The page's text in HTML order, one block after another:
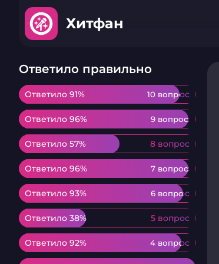
Хитфан
Ответило правильно
Ответило 91% 10 вопрос
Ответило 91% 10 вопрос
Ответило 96% 9 вопрос
Ответило 96% 9 вопрос
Ответило 57% 8 вопрос
Ответило 57% 8 вопрос
Ответило 96% 7 вопрос
Ответило 96% 7 вопрос
Ответило 93% 6 вопрос
Ответило 93% 6 вопрос
Ответило 38% 5 вопрос
Ответило 38% 5 вопрос
Ответило 92% 4 вопрос
Ответило 92% 4 вопрос